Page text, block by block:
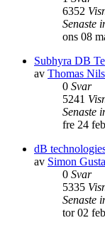
6352
Senaste
ons 08
Subhyra DB
av Thomas
0 Svar
5241
Senaste
fre 24
dB
av Simon
0 Svar
5335
Senaste
tor 02